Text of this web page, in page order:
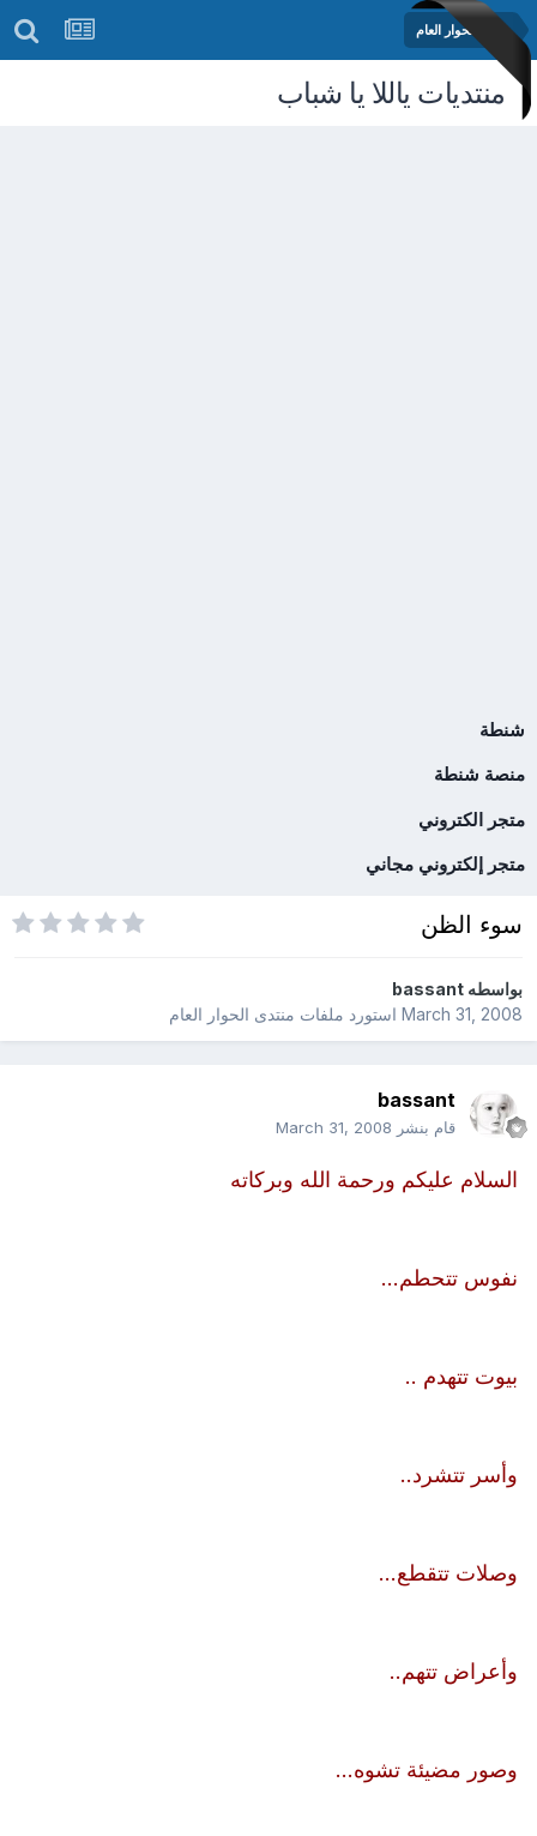
منتدى الحوار العام
منتديات ياللا يا شباب
شنطة
منصة شنطة
متجر الكتروني
متجر إلكتروني مجاني
سوء الظن
بواسطهbassant
March 31, 2008استورد ملفات منتدى الحوار العام
bassant
قام بنشر March 31, 2008
السلام عليكم ورحمة الله وبركاته
نفوس تتحطم...
بيوت تتهدم ..
وأسر تتشرد..
وصلات تتقطع...
وأعراض تتهم..
وصور مضيئة تشوه...